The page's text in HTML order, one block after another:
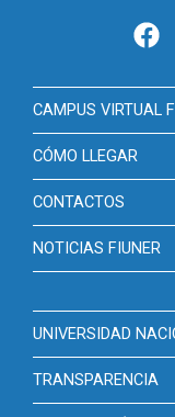
CAMPUS VIRTUAL
CÓMO LLEGAR
CONTACTOS
NOTICIAS FIUNER
UNIVERSIDAD
TRANSPARENCIA